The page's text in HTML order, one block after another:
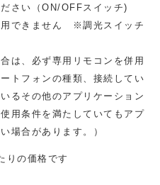
さい（ON/OFFスイッチ)
用できません ※調光スイッチ
は、必ず専用リモコンを併用
トフォンの種類、接続してい
るその他のアプリケーション
用条件を満たしていてもアプ
場合があります。）
りの価格です